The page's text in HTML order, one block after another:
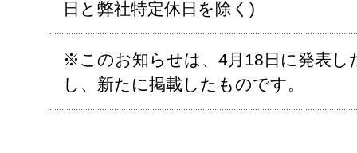
日と弊社特定休日を除く)
※このお知らせは、4月18日に発表し
し、新たに掲載したものです。